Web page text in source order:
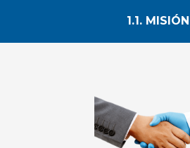
1.1. MISIÓN